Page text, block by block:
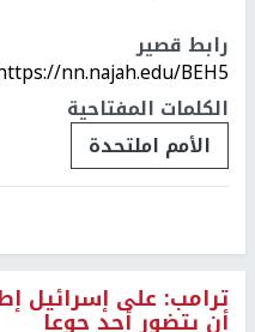
رابط قصير
nn.najah.edu/BEH5/
الكلمات المفتاحية
الأمم املتحدة
ترامب: على إسرائيل
أن يتضور أحد جوعا